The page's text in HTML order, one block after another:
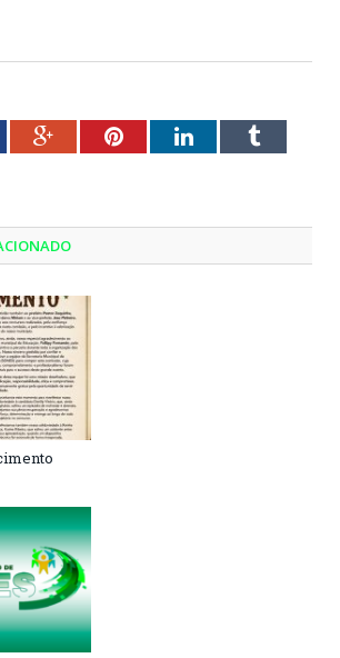
Google+PinterestLinkedInTumblr